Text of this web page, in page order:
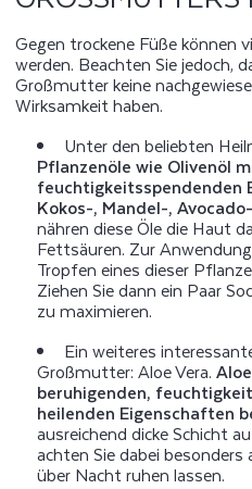
Gegen trockene Füße können
werden. Beachten Sie jedoch,
Großmutter keine
Wirksamkeit haben.
Unter den beliebten
Pflanzenöle wie Olivenöl
feuchtigkeitsspendenden
Kokos-, Mandel-,
nähren diese Öle die Haut
Fettsäuren. Zur
Tropfen eines dieser
Ziehen Sie dann ein Paar
zu maximieren.
Ein weiteres
Großmutter: Aloe Vera.
beruhigenden,
heilenden Eigenschaften
ausreichend dicke Schicht
achten Sie dabei
über Nacht ruhen lassen.